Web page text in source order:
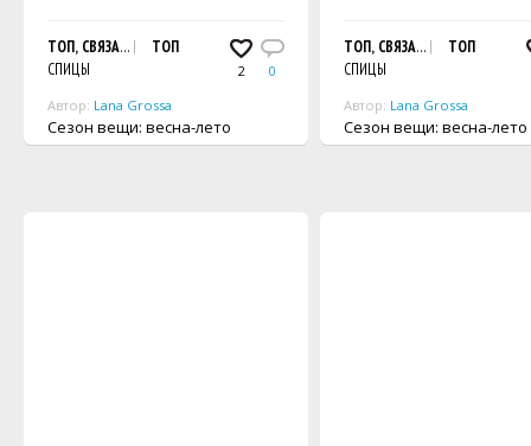
2 0
ТОП, СВЯЗАННЫЙ РЕЛЬЕФНЫМ УЗОРОМ
ТОП
СПИЦЫ
Автор: Lana Grossa
Сезон вещи: весна-лето
ТОП, СВЯЗАННЫЙТОП
СПИЦЫ
Автор: Lana Grossa
Сезон вещи: весна-лето